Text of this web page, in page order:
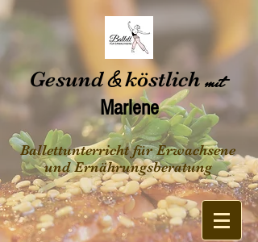
Gesund&köstlichmit
Marlene
Ballettunterricht für Erwachsene
und Ernährungsberatung